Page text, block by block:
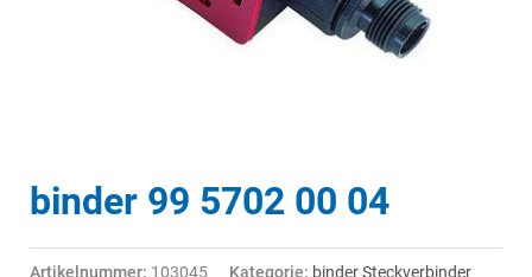
binder 99 5702 00 04
Artikelnummer: 103045 Kategorie: binder Steckverbinder